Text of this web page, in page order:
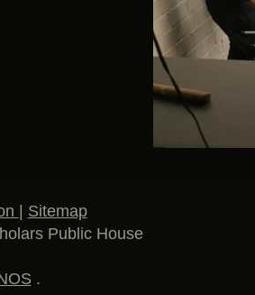
Sitemap
Public House
.